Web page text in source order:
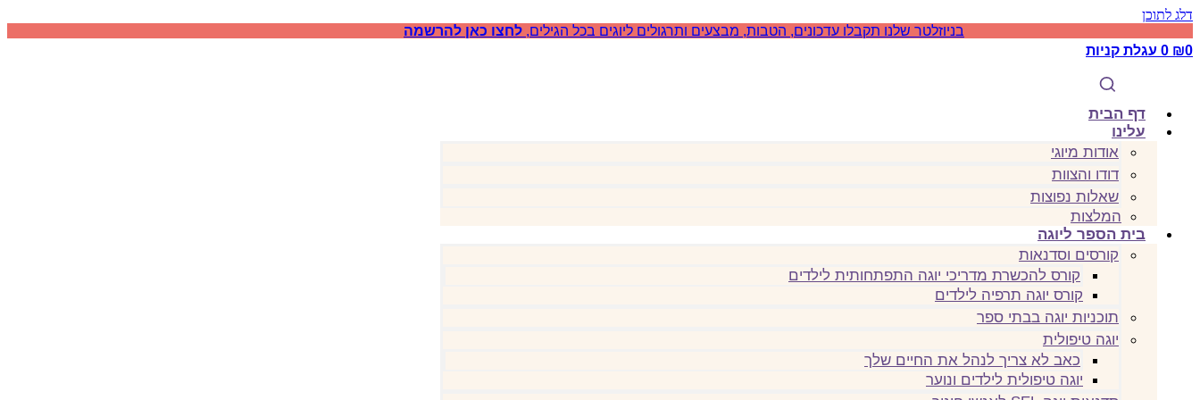
דלג לתוכן
בניוזלטר שלנו תקבלו עדכונים, הטבות, מבצעים ותרגולים ליוגים בכל הגילים, לחצו כאן להרשמה
₪0
0 עגלת קניות
דף הבית
עלינו
אודות מיוגי
דודו והצוות
שאלות נפוצות
המלצות
בית הספר ליוגה
קורסים וסדנאות
קורס להכשרת מדריכי יוגה התפתחותית לילדים
קורס יוגה תרפיה לילדים
תוכניות יוגה בבתי ספר
יוגה טיפולית
כאב לא צריך לנהל את החיים שלך
יוגה טיפולית לילדים ונוער